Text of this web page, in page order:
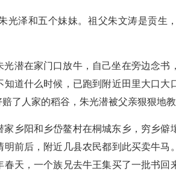
光泽和五个妹妹。祖父朱文涛是贡生
潜在家门口放牛，自己坐在旁边念书
道什么时候，已跑到附近田里大口大
了人家的稻谷，朱光潜被父亲狠狠地教
乡阳和乡岱鳌村在桐城东乡，穷乡僻
前后，附近几县农民都到此买卖牛马
天，一个族兄去牛王集买了一批书回